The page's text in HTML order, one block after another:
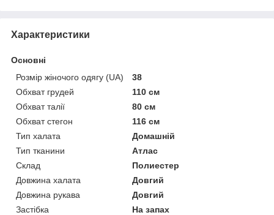
Характеристики
Основні
Розмір жіночого одягу (UA)
38
Обхват грудей
110 см
Обхват талії
80 см
Обхват стегон
116 см
Тип халата
Домашній
Тип тканини
Атлас
Склад
Полиестер
Довжина халата
Довгий
Довжина рукава
Довгий
Застібка
На запах